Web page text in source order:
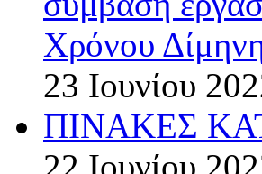
Χρόνου
23 Ιουνίου
ΠΙΝΑΚΕΣ
22 Ιουνίου